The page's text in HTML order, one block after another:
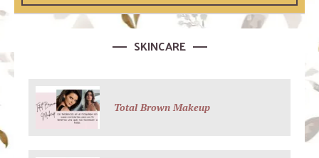
SKINCARE
Total Brown Makeup